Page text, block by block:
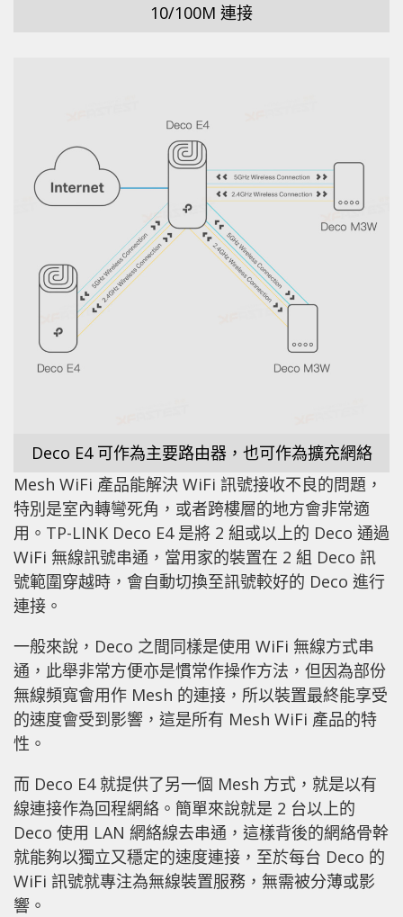
10/100M 連接
Deco E4 可作為主要路由器，也可作為擴充網絡
Mesh WiFi 產品能解決 WiFi 訊號接收不良的問題，
特別是室內轉彎死角，或者跨樓層的地方會非常適
用。TP-LINK Deco E4 是將 2 組或以上的 Deco 通過
WiFi 無線訊號串通，當用家的裝置在 2 組 Deco 訊
號範圍穿越時，會自動切換至訊號較好的 Deco 進行
連接。
一般來說，Deco 之間同樣是使用 WiFi 無線方式串
通，此舉非常方便亦是慣常作操作方法，但因為部份
無線頻寬會用作 Mesh 的連接，所以裝置最終能享受
的速度會受到影響，這是所有 Mesh WiFi 產品的特
性。
而 Deco E4 就提供了另一個 Mesh 方式，就是以有
線連接作為回程網絡。簡單來說就是 2 台以上的
Deco 使用 LAN 網絡線去串通，這樣背後的網絡骨幹
就能夠以獨立又穩定的速度連接，至於每台 Deco 的
WiFi 訊號就專注為無線裝置服務，無需被分薄或影
響。